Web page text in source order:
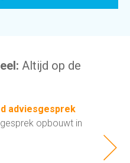
Altijd op de
adviesgesprek
opbouwt in
je
jij